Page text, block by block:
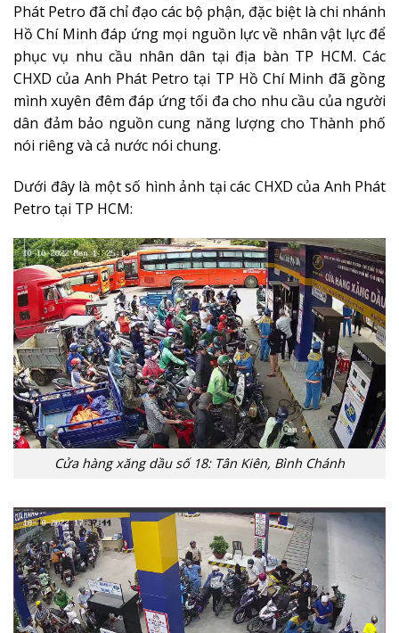
Phát Petro đã chỉ đạo các bộ phận, đặc biệt là chi nhánh
Hồ Chí Minh đáp ứng mọi nguồn lực về nhân vật lực để
phục vụ nhu cầu nhân dân tại địa bàn TP HCM. Các
CHXD của Anh Phát Petro tại TP Hồ Chí Minh đã gồng
mình xuyên đêm đáp ứng tối đa cho nhu cầu của người
dân đảm bảo nguồn cung năng lượng cho Thành phố
nói riêng và cả nước nói chung.
Dưới đây là một số hình ảnh tại các CHXD của Anh Phát
Petro tại TP HCM:
Cửa hàng xăng dầu số 18: Tân Kiên, Bình Chánh